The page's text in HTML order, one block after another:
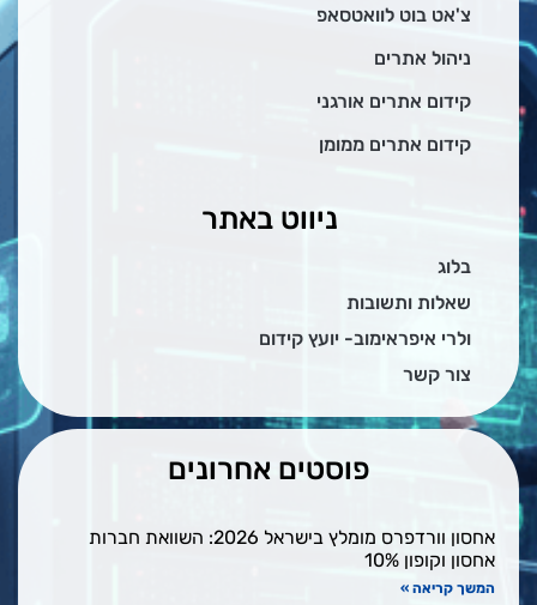
צ'אט בוט לוואטסאפ
ניהול אתרים
קידום אתרים אורגני
קידום אתרים ממומן
ניווט באתר
בלוג
שאלות ותשובות
ולרי איפראימוב- יועץ קידום
צור קשר
פוסטים אחרונים
אחסון וורדפרס מומלץ בישראל 2026: השוואת חברות
אחסון וקופון 10%
המשך קריאה »